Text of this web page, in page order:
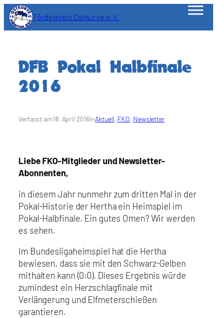
Zum
Inhalt
springen
Förderkreis Ostkurve e.V.
DFB Pokal Halbfinale
2016
Verfasst am18. April 2016inAktuell, FKO, Newsletter
Liebe FKO-Mitglieder und Newsletter-
Abonnenten,
in diesem Jahr nunmehr zum dritten Mal in der
Pokal-Historie der Hertha ein Heimspiel im
Pokal-Halbfinale. Ein gutes Omen? Wir werden
es sehen.
Im Bundesligaheimspiel hat die Hertha
bewiesen, dass sie mit den Schwarz-Gelben
mithalten kann (0:0). Dieses Ergebnis würde
zumindest ein Herzschlagfinale mit
Verlängerung und Elfmeterschießen
garantieren.